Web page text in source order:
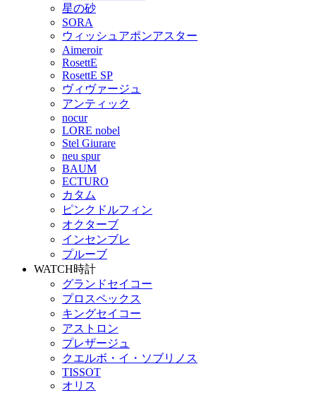
星の砂
SORA
ウィッシュアポンアスター
Aimeroir
RosettE
RosettE SP
ヴィヴァージュ
アンティック
nocur
LORE nobel
Stel Giurare
neu spur
BAUM
ECTURO
カタム
ピンクドルフィン
オクターブ
インセンブレ
プルーブ
WATCH時計
グランドセイコー
プロスペックス
キングセイコー
アストロン
プレザージュ
クエルボ・イ・ソブリノス
TISSOT
オリス